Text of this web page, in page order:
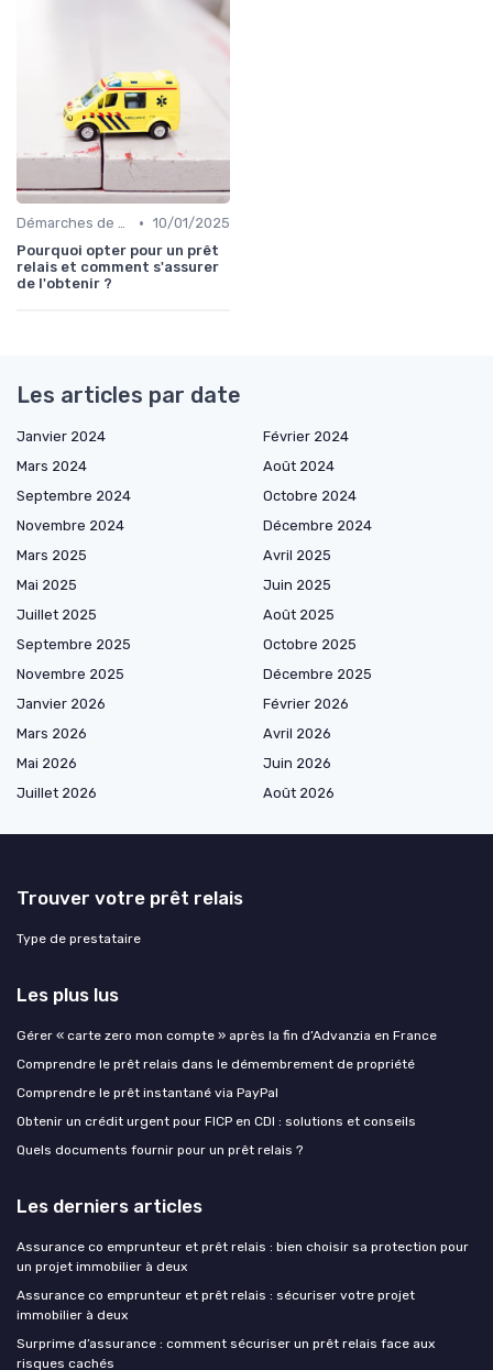
Démarches de demande de prêt relais • 10/01/2025
Pourquoi opter pour un prêt
relais et comment s'assurer
de l'obtenir ?
Les articles par date
Janvier 2024
Février 2024
Mars 2024
Août 2024
Septembre 2024
Octobre 2024
Novembre 2024
Décembre 2024
Mars 2025
Avril 2025
Mai 2025
Juin 2025
Juillet 2025
Août 2025
Septembre 2025
Octobre 2025
Novembre 2025
Décembre 2025
Janvier 2026
Février 2026
Mars 2026
Avril 2026
Mai 2026
Juin 2026
Juillet 2026
Août 2026
Trouver votre prêt relais
Type de prestataire
Les plus lus
Gérer « carte zero mon compte » après la fin d’Advanzia en France
Comprendre le prêt relais dans le démembrement de propriété
Comprendre le prêt instantané via PayPal
Obtenir un crédit urgent pour FICP en CDI : solutions et conseils
Quels documents fournir pour un prêt relais ?
Les derniers articles
Assurance co emprunteur et prêt relais : bien choisir sa protection pour
un projet immobilier à deux
Assurance co emprunteur et prêt relais : sécuriser votre projet
immobilier à deux
Surprime d’assurance : comment sécuriser un prêt relais face aux
risques cachés